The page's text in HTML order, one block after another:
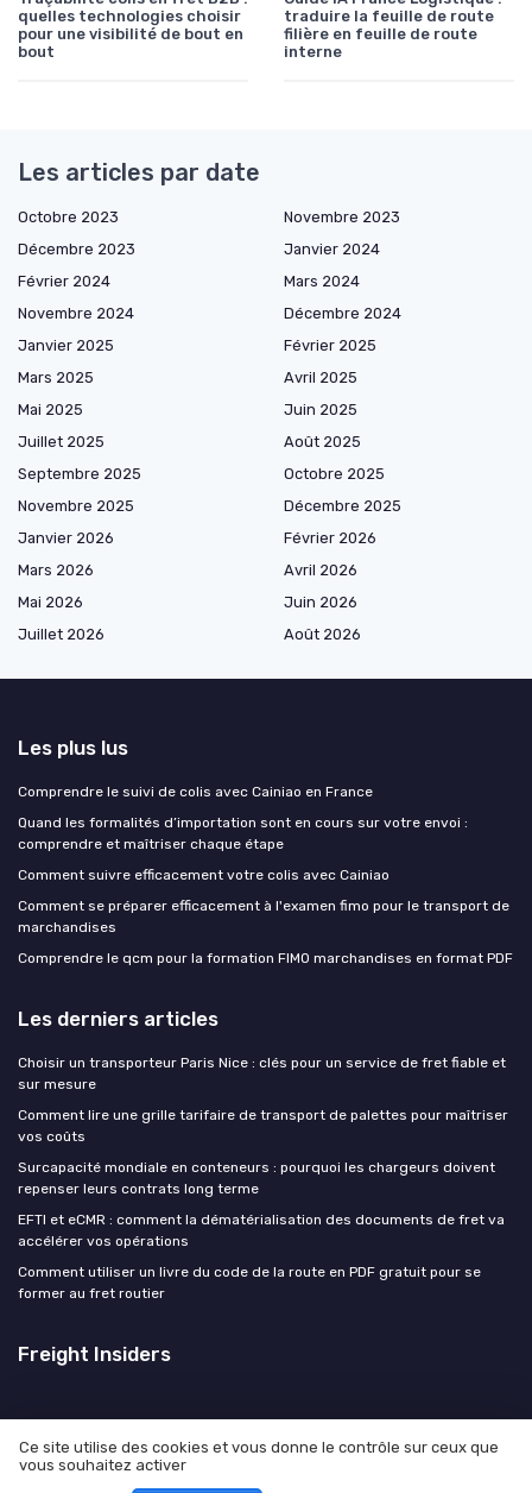
quelles technologies choisir
pour une visibilité de bout en
bout
traduire la feuille de route
filière en feuille de route
interne
Les articles par date
Octobre 2023
Novembre 2023
Décembre 2023
Janvier 2024
Février 2024
Mars 2024
Novembre 2024
Décembre 2024
Janvier 2025
Février 2025
Mars 2025
Avril 2025
Mai 2025
Juin 2025
Juillet 2025
Août 2025
Septembre 2025
Octobre 2025
Novembre 2025
Décembre 2025
Janvier 2026
Février 2026
Mars 2026
Avril 2026
Mai 2026
Juin 2026
Juillet 2026
Août 2026
Les plus lus
Comprendre le suivi de colis avec Cainiao en France
Quand les formalités d’importation sont en cours sur votre envoi :
comprendre et maîtriser chaque étape
Comment suivre efficacement votre colis avec Cainiao
Comment se préparer efficacement à l'examen fimo pour le transport de
marchandises
Comprendre le qcm pour la formation FIMO marchandises en format PDF
Les derniers articles
Choisir un transporteur Paris Nice : clés pour un service de fret fiable et
sur mesure
Comment lire une grille tarifaire de transport de palettes pour maîtriser
vos coûts
Surcapacité mondiale en conteneurs : pourquoi les chargeurs doivent
repenser leurs contrats long terme
EFTI et eCMR : comment la dématérialisation des documents de fret va
accélérer vos opérations
Comment utiliser un livre du code de la route en PDF gratuit pour se
former au fret routier
Freight Insiders
Mentions légales
Ce site utilise des cookies et vous donne le contrôle sur ceux que
vous souhaitez activer